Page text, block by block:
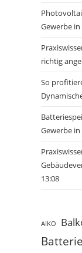
Gewerbe in
richtig
So
Gewerbe in
13:08
AIKO